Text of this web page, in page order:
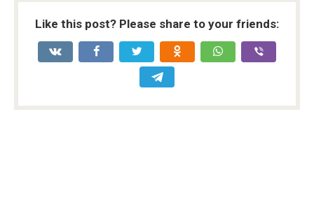
Like this post? Please share to your friends: